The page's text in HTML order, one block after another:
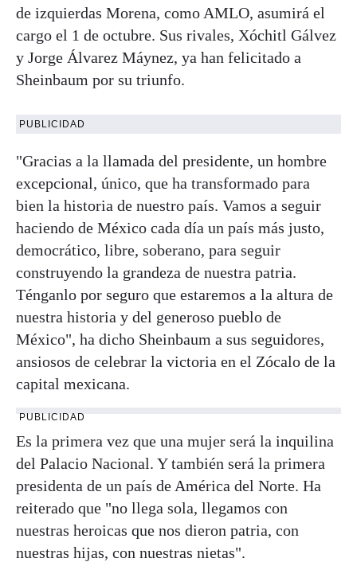
de izquierdas Morena, como AMLO, asumirá el
cargo el 1 de octubre. Sus rivales, Xóchitl Gálvez
y Jorge Álvarez Máynez, ya han felicitado a
Sheinbaum por su triunfo.
PUBLICIDAD
"Gracias a la llamada del presidente, un hombre
excepcional, único, que ha transformado para
bien la historia de nuestro país. Vamos a seguir
haciendo de México cada día un país más justo,
democrático, libre, soberano, para seguir
construyendo la grandeza de nuestra patria.
Ténganlo por seguro que estaremos a la altura de
nuestra historia y del generoso pueblo de
México", ha dicho Sheinbaum a sus seguidores,
ansiosos de celebrar la victoria en el Zócalo de la
capital mexicana.
PUBLICIDAD
Es la primera vez que una mujer será la inquilina
del Palacio Nacional. Y también será la primera
presidenta de un país de América del Norte. Ha
reiterado que "no llega sola, llegamos con
nuestras heroicas que nos dieron patria, con
nuestras hijas, con nuestras nietas".